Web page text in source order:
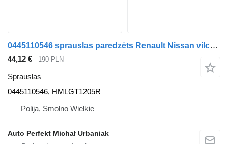
0445110546 sprauslas paredzēts Renault Nissan vilcēja
44,12 € 190 PLN
Sprauslas
0445110546, HMLGT1205R
Polija, Smolno Wielkie
Auto Perfekt Michał Urbaniak